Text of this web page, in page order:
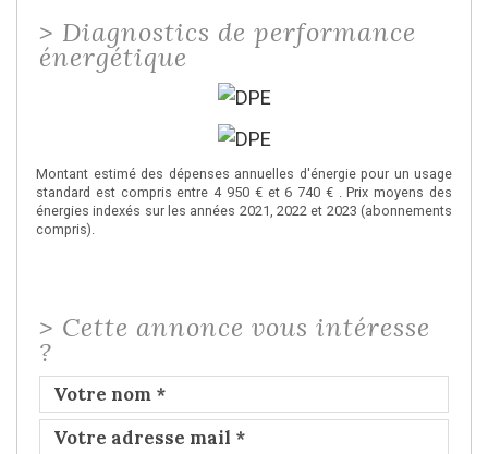
> Diagnostics de performance
énergétique
Montant estimé des dépenses annuelles d'énergie pour un usage
standard est compris entre 4 950 € et 6 740 € . Prix moyens des
énergies indexés sur les années 2021, 2022 et 2023 (abonnements
compris).
> Cette annonce vous intéresse
?